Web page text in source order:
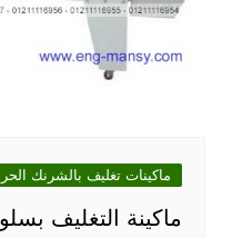
ماكينات تغليف بالشرنك
ماكينة التغليف